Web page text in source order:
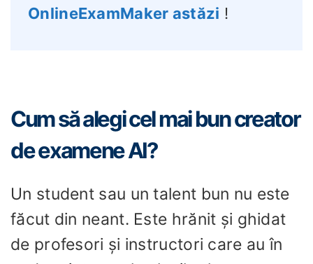
OnlineExamMaker astăzi !
Cum să alegi cel mai bun creator
de examene AI?
Un student sau un talent bun nu este
făcut din neant. Este hrănit și ghidat
de profesori și instructori care au în